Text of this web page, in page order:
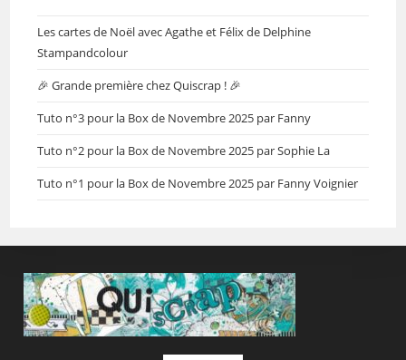
Les cartes de Noël avec Agathe et Félix de Delphine
Stampandcolour
🎉 Grande première chez Quiscrap ! 🎉
Tuto n°3 pour la Box de Novembre 2025 par Fanny
Tuto n°2 pour la Box de Novembre 2025 par Sophie La
Tuto n°1 pour la Box de Novembre 2025 par Fanny Voignier